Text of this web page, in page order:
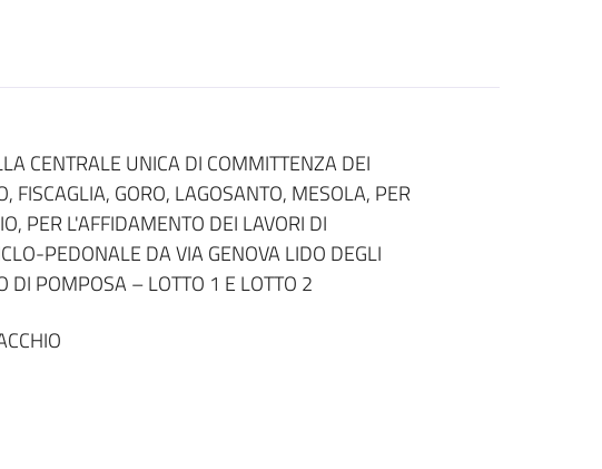
CENTRALE UNICA DI COMMITTENZA DEI
FISCAGLIA, GORO, LAGOSANTO, MESOLA, PER
PER L'AFFIDAMENTO DEI LAVORI DI
PEDONALE DA VIA GENOVA LIDO DEGLI
DI POMPOSA – LOTTO 1 E LOTTO 2